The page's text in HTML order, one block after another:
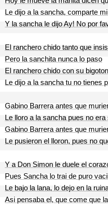
Le dijo a la sancha, comparte
Y la sancha le dijo Ay! No por
El ranchero chido tanto que
Pero la sanchita nunca lo paso
El ranchero chido con su bigoton
Le dijo a la sancha tu no tienes
Gabino Barrera antes que
Le lloro a la sancha pues no era
Gabino Barrera antes que
Le pusieron el lloron, pues no
Y a Don Simon le duele el
Pues Sancha lo trai de puro
Le bajo la lana, lo dejo en la
Asi pensaba el, que come que